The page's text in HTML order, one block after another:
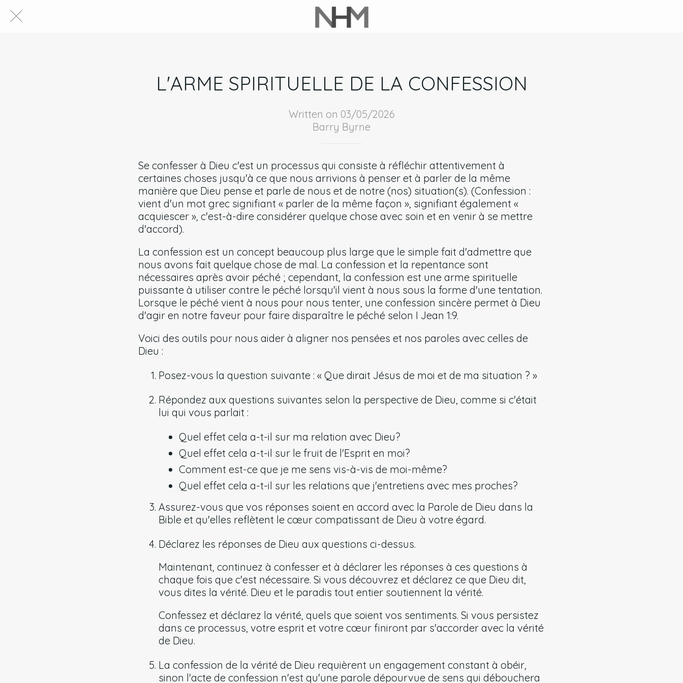
L'ARME SPIRITUELLE DE LA CONFESSION
Written on 03/05/2026
Barry Byrne
Se confesser à Dieu c'est un processus qui consiste à réfléchir attentivement à
certaines choses jusqu'à ce que nous arrivions à penser et à parler de la même
manière que Dieu pense et parle de nous et de notre (nos) situation(s). (Confession :
vient d'un mot grec signifiant « parler de la même façon », signifiant également «
acquiescer », c'est-à-dire considérer quelque chose avec soin et en venir à se mettre
d'accord).
La confession est un concept beaucoup plus large que le simple fait d'admettre que
nous avons fait quelque chose de mal. La confession et la repentance sont
nécessaires après avoir péché ; cependant, la confession est une arme spirituelle
puissante à utiliser contre le péché lorsqu'il vient à nous sous la forme d'une tentation.
Lorsque le péché vient à nous pour nous tenter, une confession sincère permet à Dieu
d'agir en notre faveur pour faire disparaître le péché selon I Jean 1:9.
Voici des outils pour nous aider à aligner nos pensées et nos paroles avec celles de
Dieu :
Posez-vous la question suivante : « Que dirait Jésus de moi et de ma situation ? »
Répondez aux questions suivantes selon la perspective de Dieu, comme si c'était
lui qui vous parlait :
Quel effet cela a-t-il sur ma relation avec Dieu?
Quel effet cela a-t-il sur le fruit de l'Esprit en moi?
Comment est-ce que je me sens vis-à-vis de moi-même?
Quel effet cela a-t-il sur les relations que j'entretiens avec mes proches?
Assurez-vous que vos réponses soient en accord avec la Parole de Dieu dans la
Bible et qu'elles reflètent le cœur compatissant de Dieu à votre égard.
Déclarez les réponses de Dieu aux questions ci-dessus.
Maintenant, continuez à confesser et à déclarer les réponses à ces questions à
chaque fois que c'est nécessaire. Si vous découvrez et déclarez ce que Dieu dit,
vous dites la vérité. Dieu et le paradis tout entier soutiennent la vérité.
Confessez et déclarez la vérité, quels que soient vos sentiments. Si vous persistez
dans ce processus, votre esprit et votre cœur finiront par s'accorder avec la vérité
de Dieu.
La confession de la vérité de Dieu requièrent un engagement constant à obéir,
sinon l'acte de confession n'est qu'une parole dépourvue de sens qui débouchera